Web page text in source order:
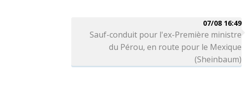
07/08 16:49
Sauf-conduit pour l'ex-Première ministre
du Pérou, en route pour le Mexique
(Sheinbaum)